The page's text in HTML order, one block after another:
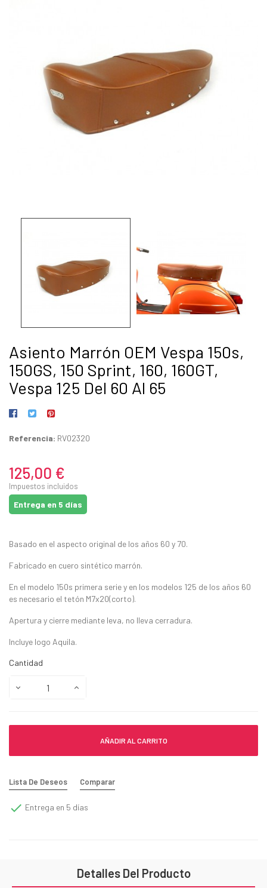
Asiento Marrón OEM Vespa 150s,
150GS, 150 Sprint, 160, 160GT,
Vespa 125 Del 60 Al 65
Referencia: RV02320
125,00 €
Impuestos incluidos
Entrega en 5 días
Basado en el aspecto original de los años 60 y 70.
Fabricado en cuero sintético marrón.
En el modelo 150s primera serie y en los modelos 125 de los años 60
es necesario el tetón M7x20(corto).
Apertura y cierre mediante leva, no lleva cerradura.
Incluye logo Aquila.
Cantidad
AÑADIR AL CARRITO
Lista De Deseos Comparar
 Entrega en 5 días
Detalles Del Producto